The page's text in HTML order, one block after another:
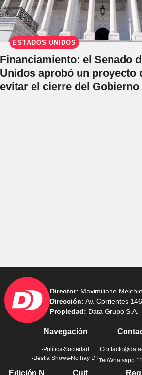
ESTADOS UNIDOS
Financiamiento: el Senado
Unidos aprobó un proyecto
evitar el cierre del Gobierno
Director: Maximiliano
Dirección: Av. Corrientes
Propiedad: Data Grupo S.A.
Navegación
Política Sociedad
Bestia Shows No hay DTTel/
Edición N Cuit